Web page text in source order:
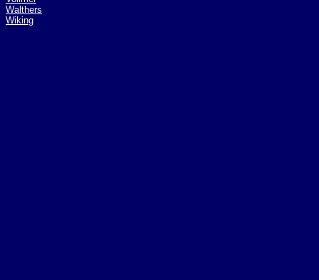
Walthers
Wiking